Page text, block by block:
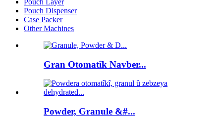
Pouch Dispenser
Case Packer
Other Machines
Gran Otomatîk Navber...
Powder, Granule &#...